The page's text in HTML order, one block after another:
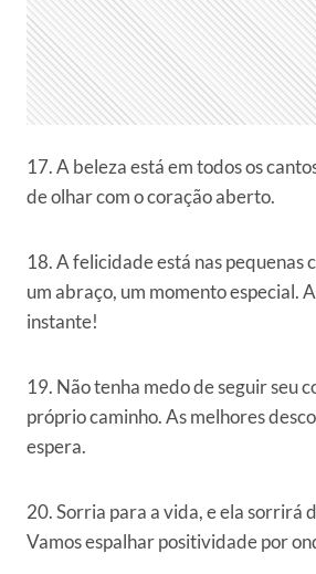
17. A beleza está em todos os
de olhar com o coração aberto.
18. A felicidade está nas pequenas
um abraço, um momento especial.
instante!
19. Não tenha medo de seguir seu
próprio caminho. As melhores
espera.
20. Sorria para a vida, e ela sorrirá
Vamos espalhar positividade por